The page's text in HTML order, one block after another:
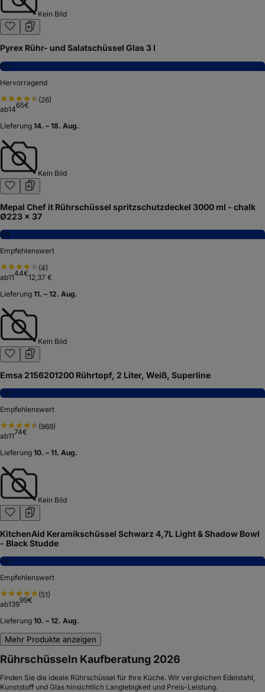
Kein Bild
Pyrex Rühr- und Salatschüssel Glas 3 l
8,0
Hervorragend
(26)
ab1465€
Lieferung 14. – 18. Aug.
Kein Bild
Mepal Chef it Rührschüssel spritzschutzdeckel 3000 ml - chalk
Ø223 x 37
7,4
Empfehlenswert
(4)
ab1144€12,37 €
Lieferung 11. – 12. Aug.
Kein Bild
Emsa 2156201200 Rührtopf, 2 Liter, Weiß, Superline
7,8
Empfehlenswert
(969)
ab1174€
Lieferung 10. – 11. Aug.
Kein Bild
KitchenAid Keramikschüssel Schwarz 4,7L Light & Shadow Bowl
- Black Studde
7,6
Empfehlenswert
(51)
ab13999€
Lieferung 10. – 12. Aug.
Mehr Produkte anzeigen
Rührschüsseln Kaufberatung 2026
Finden Sie die ideale Rührschüssel für Ihre Küche. Wir vergleichen Edelstahl,
Kunststoff und Glas hinsichtlich Langlebigkeit und Preis-Leistung.